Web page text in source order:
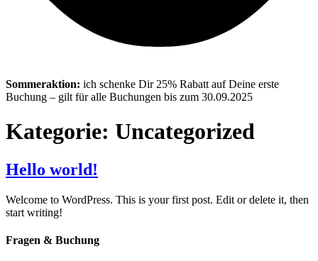
Sommeraktion: ich schenke Dir 25% Rabatt auf Deine erste
Buchung – gilt für alle Buchungen bis zum 30.09.2025​
Kategorie: Uncategorized
Hello world!
Welcome to WordPress. This is your first post. Edit or delete it, then
start writing!
Fragen & Buchung